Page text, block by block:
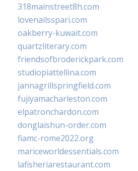
318mainstreet8h.com
lovenailsspari.com
oakberry-kuwait.com
quartzliterary.com
friendsofbroderickpark.com
studiopiattellina.com
jannagrillspringfield.com
fujiyamacharleston.com
elpatronchardon.com
donglaishun-order.com
fiamc-rome2022.org
mariceworldessentials.com
lafisheriarestaurant.com